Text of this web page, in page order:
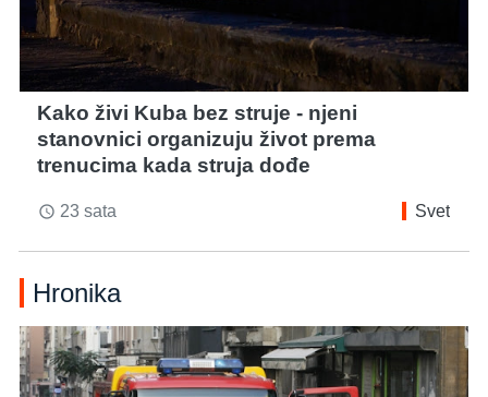
Kako živi Kuba bez struje - njeni
stanovnici organizuju život prema
trenucima kada struja dođe
access_time 23 sata Svet
Hronika